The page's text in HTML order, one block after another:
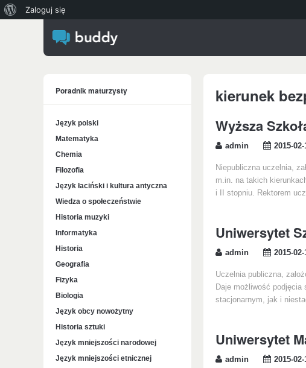
kierunek
Wyższa
admin 2015-02-
Niepubliczna uczelnia,
m.in. na takich
i II stopniu. Rektorem
Uniwersytet
admin 2015-02-
Uczelnia publiczna,
Daje możliwość podjęcia
stacjonarnym, jak i
Uniwersytet
admin 2015-02-
Poradnik maturzysty
Język polski
Matematyka
Chemia
Filozofia
Język łaciński i kultura antyczna
Wiedza o społeczeństwie
Historia muzyki
Informatyka
Historia
Geografia
Fizyka
Biologia
Język obcy nowożytny
Historia sztuki
Język mniejszości narodowej
Język mniejszości etnicznej
WordPressie
Zaloguj się